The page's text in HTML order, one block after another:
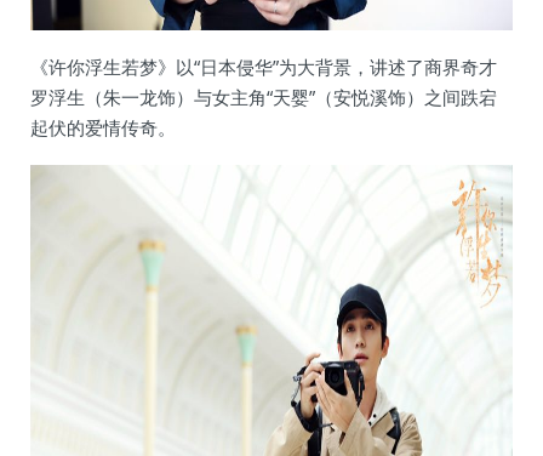
《许你浮生若梦》以“日本侵华”为大背景，讲述了商界奇才
罗浮生（朱一龙饰）与女主角“天婴”（安悦溪饰）之间跌宕
起伏的爱情传奇。